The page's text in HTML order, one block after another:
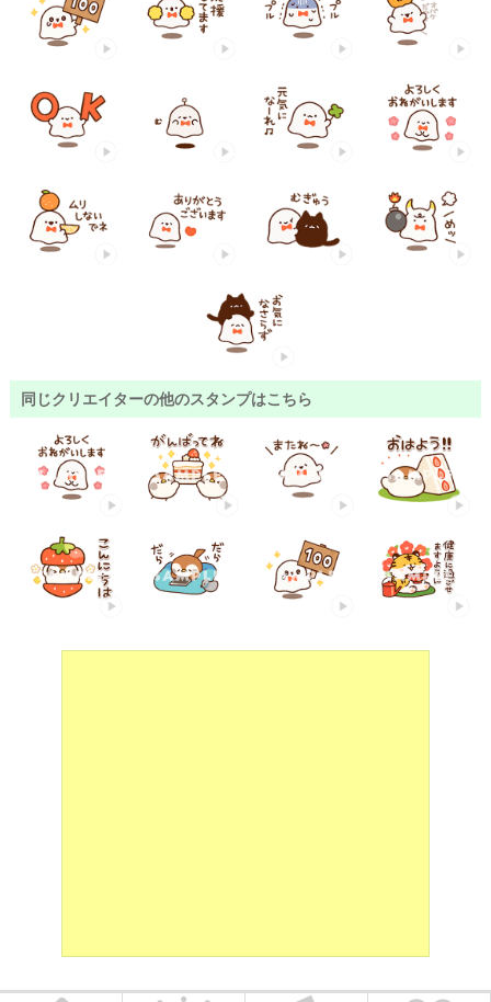
同じクリエイターの他のスタンプはこちら